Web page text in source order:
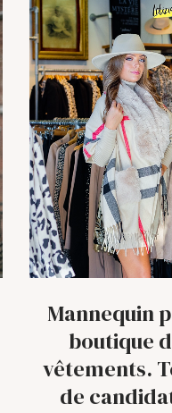
Mannequin
boutique
vêtements.
de